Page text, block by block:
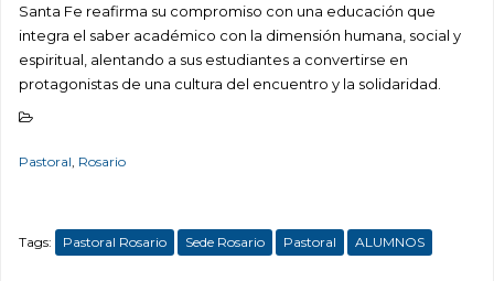
Santa Fe reafirma su compromiso con una educación que
integra el saber académico con la dimensión humana, social y
espiritual, alentando a sus estudiantes a convertirse en
protagonistas de una cultura del encuentro y la solidaridad.
Pastoral Rosario
Tags: Pastoral Rosario Sede Rosario Pastoral ALUMNOS